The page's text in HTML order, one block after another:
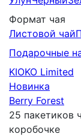
Формат чая
Листовой чай
Подарочныe
KIOKO Limited
Новинка
Berry Forest
25 пакетиков
коробочке